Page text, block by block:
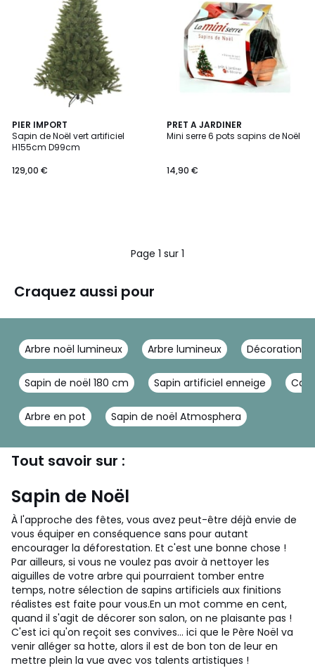
PIER IMPORT
Sapin de Noël vert artificiel
H155cm D99cm
129,00 €
PRET A JARDINER
Mini serre 6 pots sapins de Noël
14,90 €
Page 1 sur 1
Craquez aussi pour
Arbre noël lumineux Arbre lumineux Décoration
Sapin de noël 180 cm Sapin artificiel enneige
Arbre en pot Sapin de noël Atmosphera
Tout savoir sur :
Sapin de Noël
À l'approche des fêtes, vous avez peut-être déjà envie de
vous équiper en conséquence sans pour autant
encourager la déforestation. Et c'est une bonne chose !
Par ailleurs, si vous ne voulez pas avoir à nettoyer les
aiguilles de votre arbre qui pourraient tomber entre
temps, notre sélection de sapins artificiels aux finitions
réalistes est faite pour vous.En un mot comme en cent,
quand il s'agit de décorer son salon, on ne plaisante pas !
C'est ici qu'on reçoit ses convives... ici que le Père Noël va
venir alléger sa hotte, alors il est de bon ton de leur en
mettre plein la vue avec vos talents artistiques !